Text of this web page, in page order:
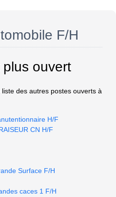
F/H
ouvert
des autres postes ouverts à
H/F
CN H/F
Surface F/H
caces 1 F/H